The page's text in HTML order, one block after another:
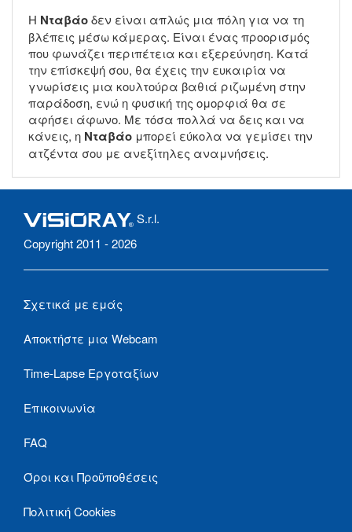
Η Νταβάοδεν είναι απλώς μια πόλη για να τη
βλέπεις μέσω κάμερας. Είναι ένας προορισμός
που φωνάζει περιπέτεια και εξερεύνηση. Κατά
την επίσκεψή σου, θα έχεις την ευκαιρία να
γνωρίσεις μια κουλτούρα βαθιά ριζωμένη στην
παράδοση, ενώ η φυσική της ομορφιά θα σε
αφήσει άφωνο. Με τόσα πολλά να δεις και να
κάνεις, η Νταβάο μπορεί εύκολα να γεμίσει την
ατζέντα σου με ανεξίτηλες αναμνήσεις.
S.r.l.
Copyright 2011 - 2026
Σχετικά με εμάς
Αποκτήστε μια Webcam
Time-Lapse Εργοταξίων
Επικοινωνία
FAQ
Όροι και Προϋποθέσεις
Πολιτική Cookies